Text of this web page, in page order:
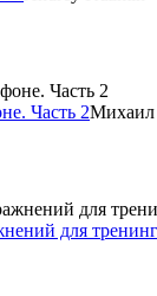
Часть 2Михаил
для